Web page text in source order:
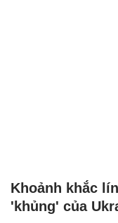
Khoảnh khắc
'khủng' của